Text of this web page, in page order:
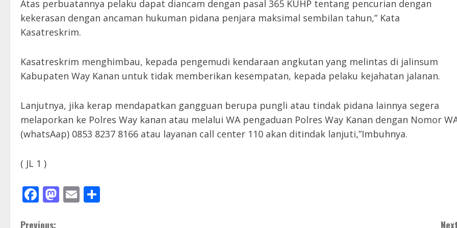
Atas perbuatannya pelaku dapat diancam dengan pasal 365 KUHP tentang pencurian dengan
kekerasan dengan ancaman hukuman pidana penjara maksimal sembilan tahun,” Kata
Kasatreskrim.
Kasatreskrim menghimbau, kepada pengemudi kendaraan angkutan yang melintas di jalinsum
Kabupaten Way Kanan untuk tidak memberikan kesempatan, kepada pelaku kejahatan jalanan.
Lanjutnya, jika kerap mendapatkan gangguan berupa pungli atau tindak pidana lainnya segera
melaporkan ke Polres Way kanan atau melalui WA pengaduan Polres Way Kanan dengan Nomor
(whatsAap) 0853 8237 8166 atau layanan call center 110 akan ditindak lanjuti,”Imbuhnya.
( JL 1 )
Facebook
Mastodon
Email
Previous: